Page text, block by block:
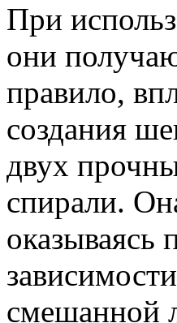
При
они
правило,
создания
двух
спирали.
оказываясь
смешанной